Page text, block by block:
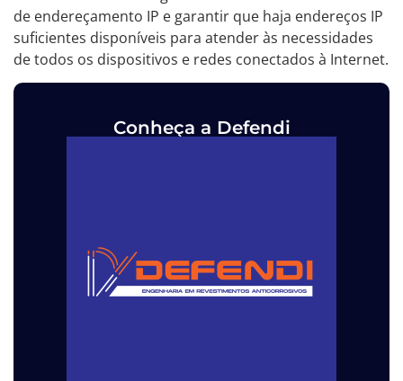
de endereçamento IP e garantir que haja endereços IP
suficientes disponíveis para atender às necessidades
de todos os dispositivos e redes conectados à Internet.
Conheça a Defendi